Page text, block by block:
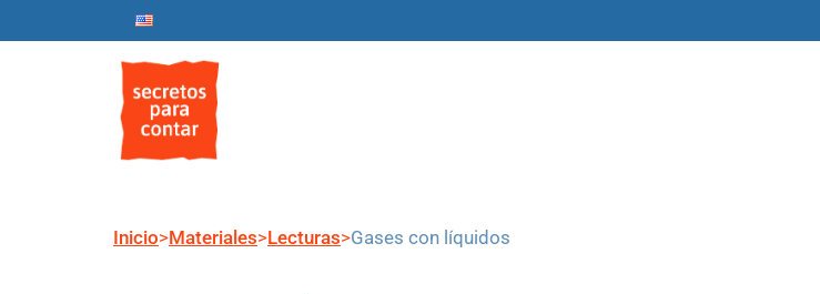
Inicio>Materiales>Lecturas>Gases con líquidos